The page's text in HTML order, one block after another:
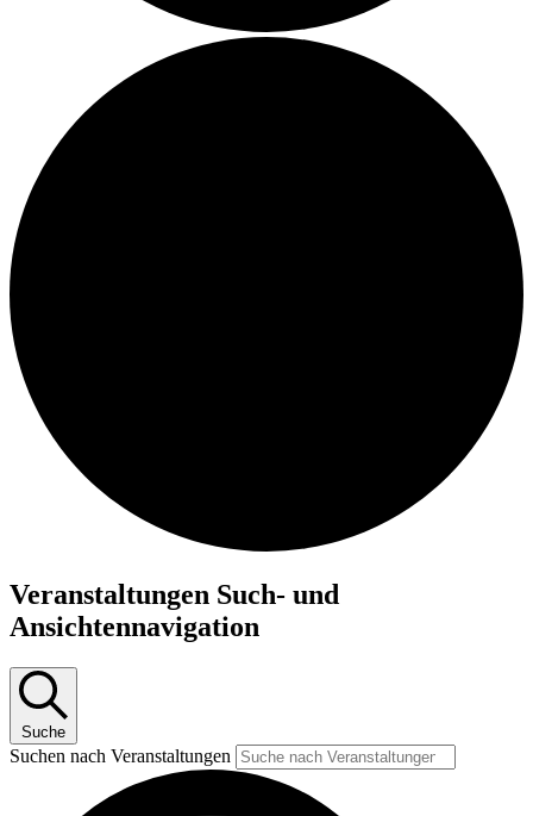
Veranstaltungen Such- und
Ansichtennavigation
Suche
Suchen nach Veranstaltungen